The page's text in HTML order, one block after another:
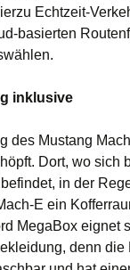
Echtzeit-
basierten
inklusive
des Mustang
Dort, wo sich
in der
E ein
MegaBox eignet
denn